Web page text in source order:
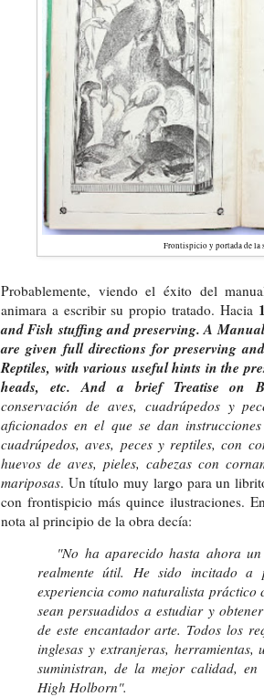
Frontispicio y portada de la
Probablemente, viendo el éxito del
animara a escribir su propio tratado. Hacia
and Fish stuffing and preserving.A
are given full directions for preserving
Reptiles, with various useful hints in the
heads, etc. And a brief Treatise on
conservación de aves, cuadrúpedos y
aficionados en el que se dan
cuadrúpedos, aves, peces y reptiles, con
huevos de aves, pieles, cabezas con
mariposas. Un título muy largo para un
con frontispicio más quince ilustraciones.
nota al principio de la obra decía:
"No ha aparecido hasta ahora un
realmente útil. He sido incitado a
experiencia como naturalista práctico
sean persuadidos a estudiar y
de este encantador arte. Todos los
inglesas y extranjeras, herramientas,
suministran, de la mejor calidad,
High Holborn".